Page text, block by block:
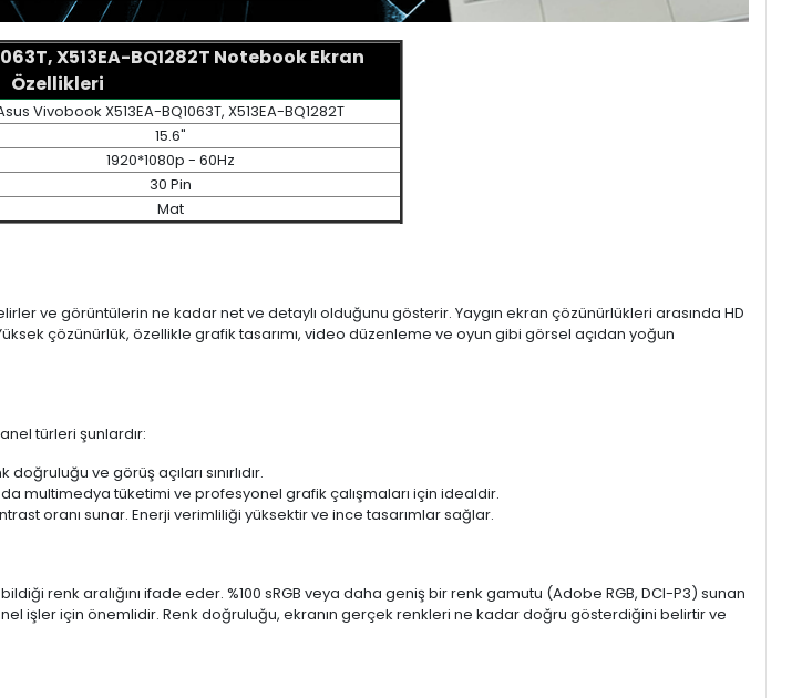
X513EA-BQ1282T Notebook Ekran
Özellikleri
Vivobook X513EA-BQ1063T, X513EA-BQ1282T
15.6"
1920*1080p - 60Hz
30 Pin
Mat
ve görüntülerin ne kadar net ve detaylı olduğunu gösterir. Yaygın ekran çözünürlükleri arasında HD
çözünürlük, özellikle grafik tasarımı, video düzenleme ve oyun gibi görsel açıdan yoğun
türleri şunlardır:
ve görüş açıları sınırlıdır.
multimedya tüketimi ve profesyonel grafik çalışmaları için idealdir.
oranı sunar. Enerji verimliliği yüksektir ve ince tasarımlar sağlar.
renk aralığını ifade eder. %100 sRGB veya daha geniş bir renk gamutu (Adobe RGB, DCI-P3) sunan
işler için önemlidir. Renk doğruluğu, ekranın gerçek renkleri ne kadar doğru gösterdiğini belirtir ve